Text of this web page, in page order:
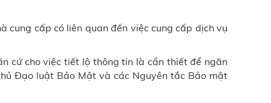
cung cấp có liên quan đến việc cung cấp dịch vụ
cứ cho việc tiết lộ thông tin là cần thiết để ngăn
Đạo luật Bảo Mật và các Nguyên tắc Bảo mật